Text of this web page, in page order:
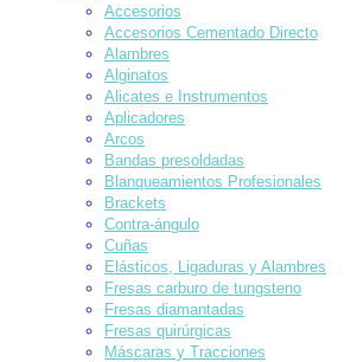
Accesorios
Accesorios Cementado Directo
Alambres
Alginatos
Alicates e Instrumentos
Aplicadores
Arcos
Bandas presoldadas
Blanqueamientos Profesionales
Brackets
Contra-ángulo
Cuñas
Elásticos, Ligaduras y Alambres
Fresas carburo de tungsteno
Fresas diamantadas
Fresas quirúrgicas
Máscaras y Tracciones